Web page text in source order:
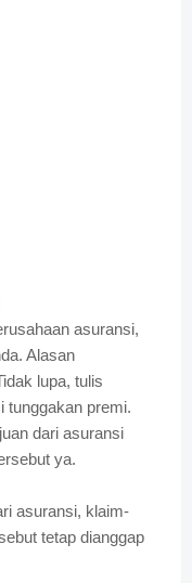
asuransi,
Alasan
lupa, tulis
tunggakan premi.
dari asuransi
ya.
asuransi, klaim-
tetap dianggap